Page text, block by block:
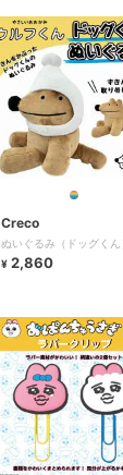
Creco
ぬいぐるみ（ドッグくん
¥ 2,860